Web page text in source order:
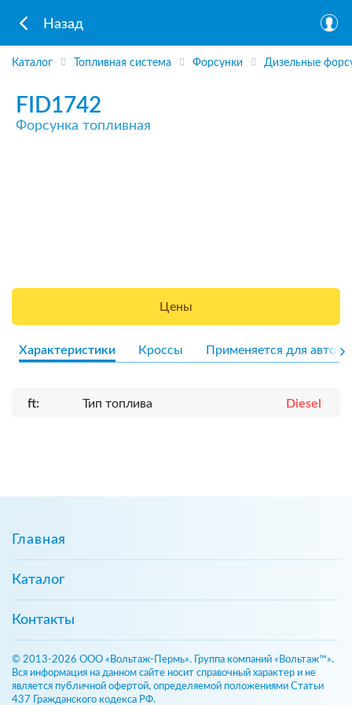
Назад
Каталог Топливная система Форсунки Дизельные
FID1742
Форсунка топливная
Цены
Характеристики Кроссы Применяется для авто
ft: Тип топлива Diesel
Главная
Каталог
Контакты
© 2013-2026 ООО «Вольтаж-Пермь». Группа компаний «Вольтаж™».
Вся информация на данном сайте носит справочный характер и не
является публичной офертой, определяемой положениями Статьи
437 Гражданского кодекса РФ.